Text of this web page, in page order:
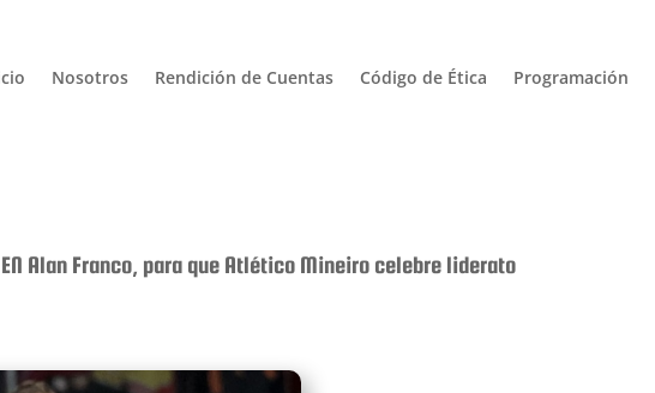
Nosotros Rendición de Cuentas Código de Ética Programación
EN Alan Franco, para que Atlético Mineiro celebre liderato